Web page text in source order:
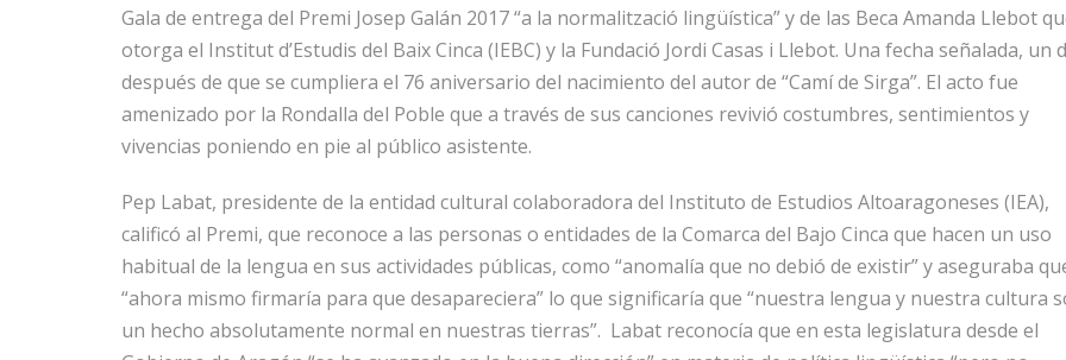
Gala de entrega del Premi Josep Galán 2017 “a la normalització lingüística” y de las Beca Amanda Llebot
otorga el Institut d’Estudis del Baix Cinca (IEBC) y la Fundació Jordi Casas i Llebot. Una fecha señalada, un
después de que se cumpliera el 76 aniversario del nacimiento del autor de “Camí de Sirga”. El acto fue
amenizado por la Rondalla del Poble que a través de sus canciones revivió costumbres, sentimientos y
vivencias poniendo en pie al público asistente.
Pep Labat, presidente de la entidad cultural colaboradora del Instituto de Estudios Altoaragoneses (IEA),
calificó al Premi, que reconoce a las personas o entidades de la Comarca del Bajo Cinca que hacen un uso
habitual de la lengua en sus actividades públicas, como “anomalía que no debió de existir” y aseguraba
“ahora mismo firmaría para que desapareciera” lo que significaría que “nuestra lengua y nuestra cultura
un hecho absolutamente normal en nuestras tierras”. Labat reconocía que en esta legislatura desde el